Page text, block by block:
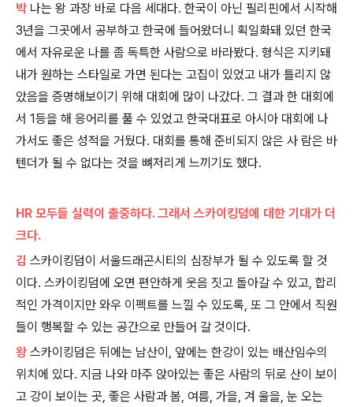
박 나는 왕 과장 바로 다음 세대다. 한국이 아닌 필리핀에서 시작해
3년을 그곳에서 공부하고 한국에 들어왔더니 획일화돼 있던 한국
에서 자유로운 나를 좀 독특한 사람으로 바라봤다. 형식은 지키돼
내가 원하는 스타일로 가면 된다는 고집이 있었고 내가 틀리지 않
았음을 증명해보이기 위해 대회에 많이 나갔다. 그 결과 한 대회에
서 1등을 해 응어리를 풀 수 있었고 한국대표로 아시아 대회에 나
가서도 좋은 성적을 거뒀다. 대회를 통해 준비되지 않은 사 람은 바
텐더가 될 수 없다는 것을 뼈저리게 느끼기도 했다.
HR 모두들 실력이 출중하다. 그래서 스카이킹덤에 대한 기대가 더
크다.
김 스카이킹덤이 서울드래곤시티의 심장부가 될 수 있도록 할 것
이다. 스카이킹덤에 오면 편안하게 웃음 짓고 돌아갈 수 있고, 합리
적인 가격이지만 와우 이펙트를 느낄 수 있도록, 또 그 안에서 직원
들이 행복할 수 있는 공간으로 만들어 갈 것이다.
왕 스카이킹덤은 뒤에는 남산이, 앞에는 한강이 있는 배산임수의
위치에 있다. 지금 나와 마주 앉아있는 좋은 사람의 뒤로 산이 보이
고 강이 보이는 곳, 좋은 사람과 봄, 여름, 가을, 겨 울을, 눈 오는